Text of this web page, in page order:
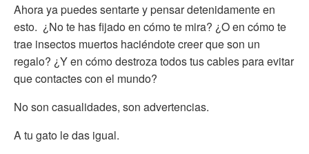
Ahora ya puedes sentarte y pensar detenidamente en
esto. ¿No te has fijado en cómo te mira? ¿O en cómo te
trae insectos muertos haciéndote creer que son un
regalo? ¿Y en cómo destroza todos tus cables para evitar
que contactes con el mundo?
No son casualidades, son advertencias.
A tu gato le das igual.